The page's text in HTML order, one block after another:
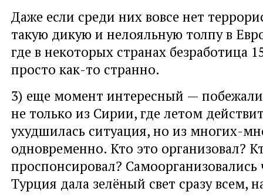
Даже если среди них вовсе нет
такую дикую и нелояльную толпу в
где в некоторых странах безработица
просто как-то странно.
3) еще момент интересный —
не только из Сирии, где летом
ухудшилась ситуация, но из многих-
одновременно. Кто это организовал?
проспонсировал? Самоорганизовались
Турция дала зелёный свет сразу всем,